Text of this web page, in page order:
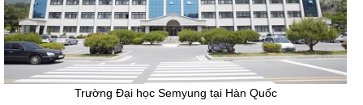
Trường Đại học Semyung tại Hàn Quốc